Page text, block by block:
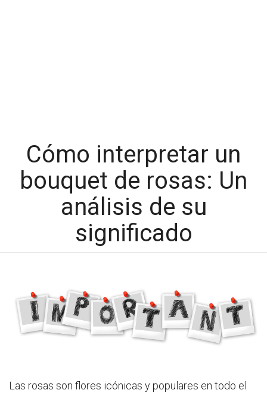
Cómo interpretar un
bouquet de rosas: Un
análisis de su
significado
Las rosas son flores icónicas y populares en todo el